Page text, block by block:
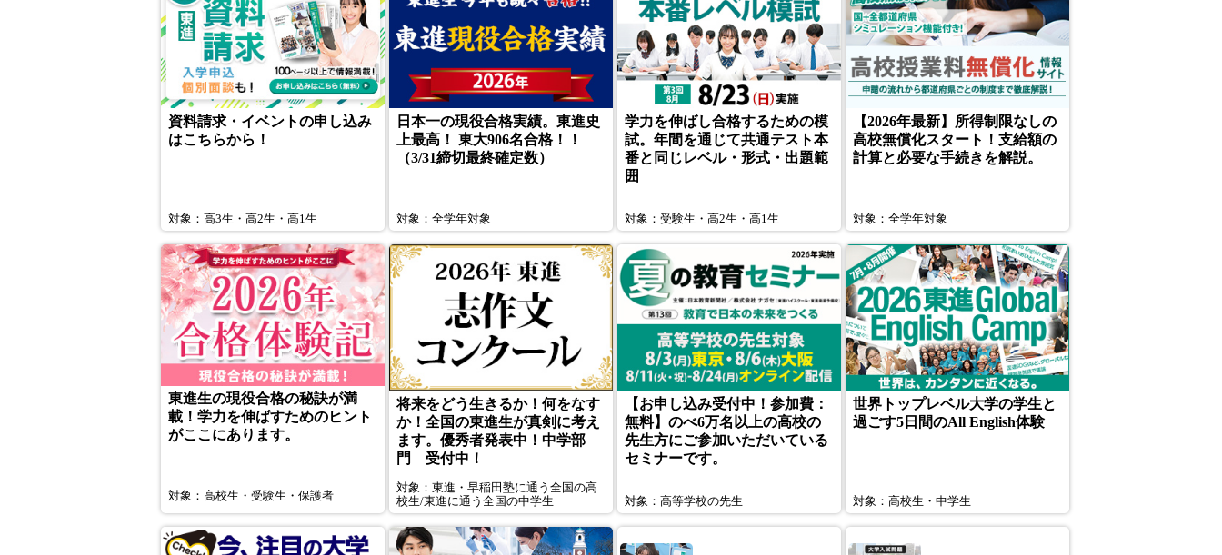
資料請求・イベントの申し込み
はこちらから！
対象：高3生・高2生・高1生
日本一の現役合格実績。東進史
上最高！ 東大906名合格！！
（3/31締切最終確定数）
対象：全学年対象
学力を伸ばし合格するための模
試。年間を通じて共通テスト本
番と同じレベル・形式・出題範
囲
対象：受験生・高2生・高1生
【2026年最新】所得制限なしの
高校無償化スタート！支給額の
計算と必要な手続きを解説。
対象：全学年対象
東進生の現役合格の秘訣が満
載！学力を伸ばすためのヒント
がここにあります。
対象：高校生・受験生・保護者
将来をどう生きるか！何をなす
か！全国の東進生が真剣に考え
ます。優秀者発表中！ 中学部
門 受付中！
対象：東進・早稲田塾に通う全国の高
校生/東進に通う全国の中学生
【お申し込み受付中！参加費：
無料】のべ6万名以上の高校の
先生方にご参加いただいている
セミナーです。
対象：高等学校の先生
世界トップレベル大学の学生と
過ごす5日間のAll English体験
対象：高校生・中学生